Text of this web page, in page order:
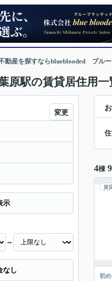
動産を探すならblueblooded ブル
原駅の賃貸居住用一
4棟 9
賃
初
変更
示
～
なし